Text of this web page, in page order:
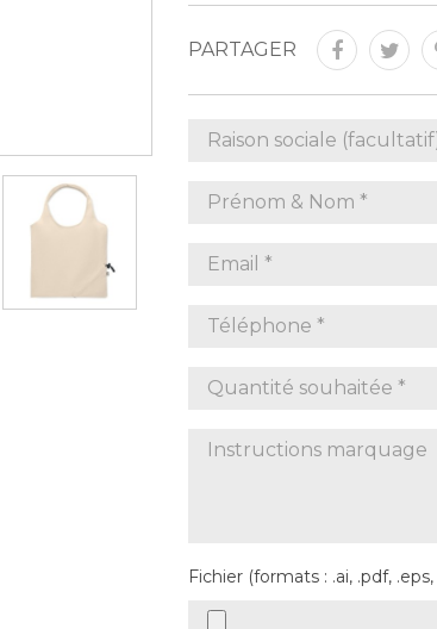
PARTAGER
Fichier (formats : .ai, .pdf,